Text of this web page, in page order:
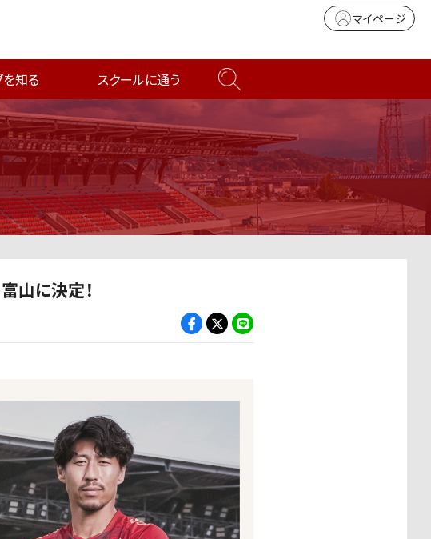
マイページ
を知る スクールに通う
山に決定！